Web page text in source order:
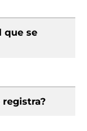
que se
registra?